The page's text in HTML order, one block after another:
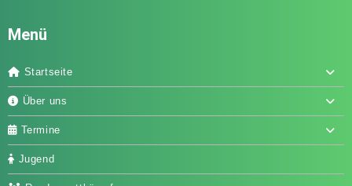
Menü
Startseite
Über uns
Termine
Jugend